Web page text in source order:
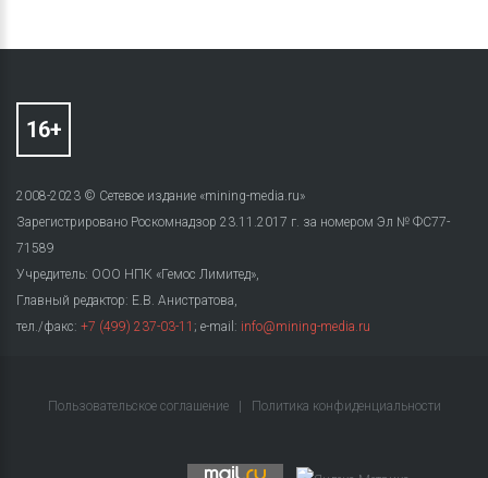
2008-2023 © Сетевое издание «mining-media.ru»
Зарегистрировано Роскомнадзор 23.11.2017 г. за номером Эл № ФС77-
71589
Учредитель: ООО НПК «Гемос Лимитед»,
Главный редактор: Е.В. Анистратова,
тел./факс: +7 (499) 237-03-11 ; e-mail: info@mining-media.ru
Пользовательское соглашение Политика конфиденциальности